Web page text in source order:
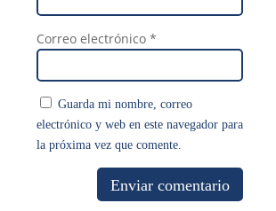
Correo electrónico *
Guarda mi nombre, correo
electrónico y web en este navegador para
la próxima vez que comente.